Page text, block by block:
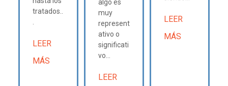
tratados..
LEER
MÁS
algo es
muy
represent
ativo o
significati
vo...
LEER
LEER
MÁS